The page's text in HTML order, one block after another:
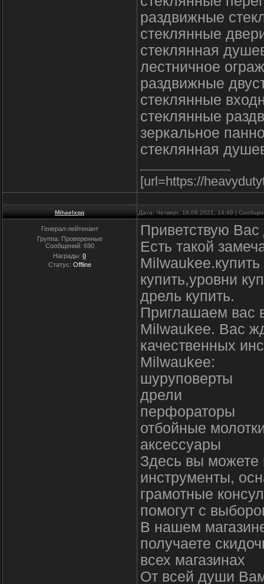
раздвижные
стеклянные
стеклянная
лестничное
раздвижные
стеклянные
стеклянные
зеркальное
стеклянная
[url=https://
Mihaelxqq Дата: Четверг, 16.09.2021, 14:49 |
Генерал-лейтенант
Группа: Проверенные
Сообщений: 690
Награды: 0
Статус: Offline
Приветствую
Есть такой
купить,уровни
дрель купить.
Приглашаем вас
Milwaukee. Вас
качественных
Milwaukee:
шуруповерты
дрели
перфораторы
отбойные
аксессуары
Здесь вы можете
инструменты,
грамотные
помогут с
В нашем
получаете
всех магазинах
От всей души